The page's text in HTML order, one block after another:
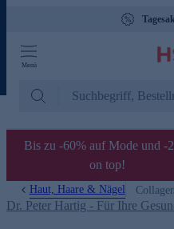
Menü
Bis zu -60% auf Mode und -
on top!
Haut, Haare & Nägel
Dr. Peter Hartig - Für Ihre